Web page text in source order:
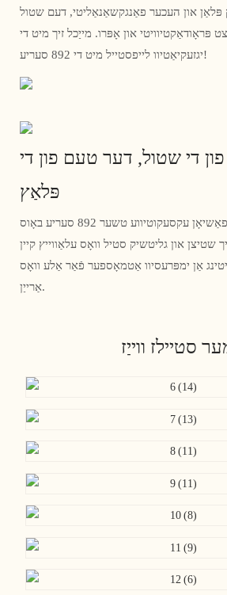
פּלאַן און העכער פאַנגקשאַנאַליטי, דעם שטול
פּראָודאַקטיוויטי און אָפּרו. מייַכל זיך מיט די
יגזעקיאַטיוו לייפסטייל מיט די 892 סעריע!
די שטול, דער טעם פון די
פּלאַץ
די ליכט לוקסוס פאַשיאָן עקסעקוטיווע טשער 892 סעריע באָוס
און גליטשיק סטיל וואָס עלאַווייץ קיין
אַן ימפּרעסיוו אַטמאָספער פֿאַר אַלע וואָס
אַרייַן.
סטיילז ווייַז